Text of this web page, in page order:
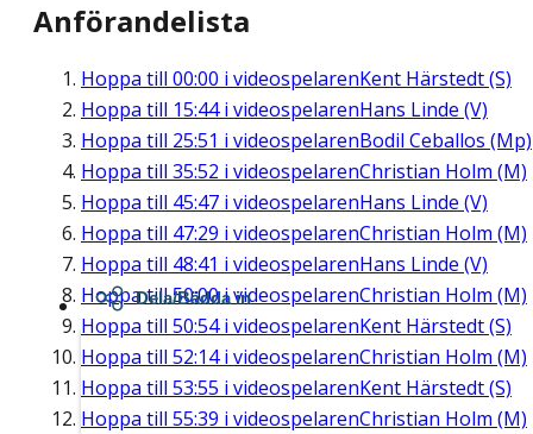
Anförandelista
Hoppa till 00:00 i videospelarenKent Härstedt (S)
Hoppa till 15:44i videospelarenHans Linde (V)
Hoppa till 25:51 i videospelarenBodil Ceballos (Mp)
Hoppa till 35:52 i videospelarenChristian Holm (M)
Hoppa till 45:47 i videospelarenHans Linde (V)
Hoppa till 47:29 i videospelarenChristian Holm (M)
Hoppa till 48:41 i videospelarenHans Linde (V)
Hoppa till50:00i videospelarenChristian Holm (M)
Hoppa till 50:54i videospelarenKent Härstedt (S)
Hoppa till 52:14i videospelarenChristian Holm (M)
Hoppa till 53:55 i videospelarenKent Härstedt (S)
Hoppa till 55:39 i videospelarenChristian Holm (M)
Dela/Bädda in